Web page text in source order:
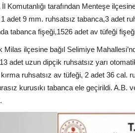
İl Komutanlığı tarafından Menteşe
1 adet 9 mm. ruhsatsız tabanca,3 adet
tabanca fişeği,1526 adet av tüfeği
Milas ilçesine bağıl Selimiye
adet uzun dipçik ruhsatsız yarı
ruhsatsız av tüfeği, 2 adet 36 cal.
kurusıkı tabanca ele geçirildi. A.B.